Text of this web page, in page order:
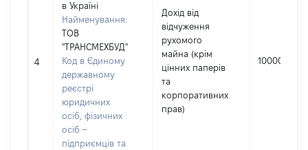
4
в Україні
Найменування:
ТОВ
"ТРАНСМЕХБУД"
Код в Єдиному
державному
реєстрі
юридичних
осіб, фізичних
осіб –
підприємців та
Дохід від
відчуження
рухомого
майна (крім
цінних паперів
та
корпоративних
прав)
10000